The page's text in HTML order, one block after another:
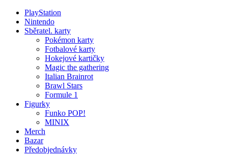
PlayStation
Nintendo
Sběratel. karty
Pokémon karty
Fotbalové karty
Hokejové kartičky
Magic the gathering
Italian Brainrot
Brawl Stars
Formule 1
Figurky
Funko POP!
MINIX
Merch
Bazar
Předobjednávky